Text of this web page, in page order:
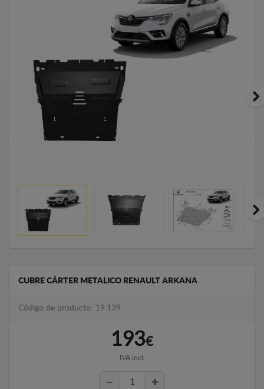
CUBRE CÁRTER METALICO RENAULT ARKANA
Código de producto: 19.139
193€
IVA incl.